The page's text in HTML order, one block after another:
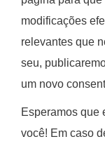
página para
modificações
relevantes que
seu,
um novo
Esperamos que
você! Em caso